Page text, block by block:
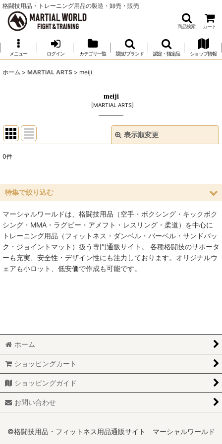
格闘技用品・トレーニング用品の製造・卸売・販売
商品検索 カート
メニュー ログイン カテゴリ一覧 競技/ブランド 認定・指定品 ショップ情報
ホーム > MARTIAL ARTS > meiji
meiji
[MARTIAL ARTS]
表示順変更
並び順:
絞り込む
0件
特集で絞り込む
空手
MMA総合格闘技
柔術
少林寺拳法
サンボ
レスリング
MARTIAL WORLD
マーシャルワールドは、格闘技用品（空手・ボクシング・キックボク
シング・MMA・ラグビー・アメフト・レスリング・柔道）を中心に
トレーニング用品（フィットネス・ダンベル・バーベル・サンドバッ
ク・ジョイントマット）扱う専門通販サイト。 各種格闘技のサポータ
ーも充実、安全性・デザイン性にも注力しております。オリジナルウ
ェアも小ロット、低安価で作成も可能です。
ホーム
ショッピングカート
ショッピングガイド
お問い合わせ
©格闘技用品・フィットネス用品通販サイト マーシャルワールド